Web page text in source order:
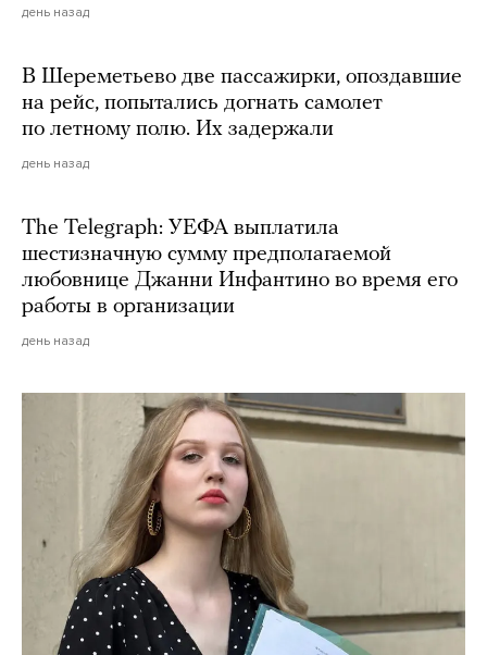
день назад
В Шереметьево две пассажирки, опоздавшие
на рейс, попытались догнать самолет
по летному полю. Их задержали
день назад
The Telegraph: УЕФА выплатила
шестизначную сумму предполагаемой
любовнице Джанни Инфантино во время его
работы в организации
день назад